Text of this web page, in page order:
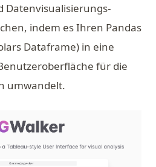
Datenvisualisierungs-
indem es Ihren Pandas
Dataframe) in eine
für die
umwandelt.